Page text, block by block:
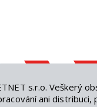
s.r.o. Veškerý
ani distribuci,